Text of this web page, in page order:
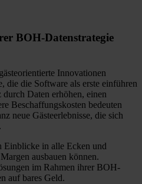
BOH-Datenstrategie
Innovationen
die die Software als erste einführen
Daten erhöhen, einen
Beschaffungskosten bedeuten
neue Gästeerlebnisse, die sich
Einblicke in alle Ecken und
ausbauen können.
im Rahmen ihrer BOH-
auf bares Geld.